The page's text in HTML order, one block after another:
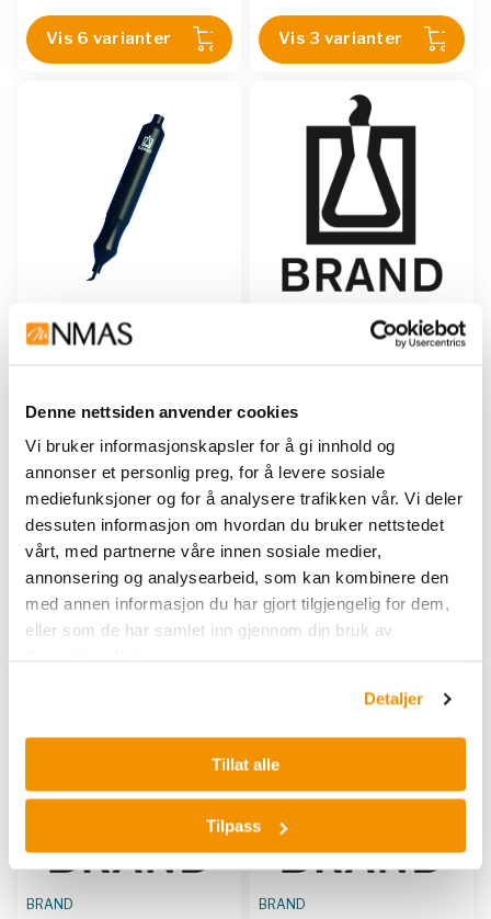
Denne nettsiden anvender cookies
Vi bruker informasjonskapsler for å gi innhold og
annonser et personlig preg, for å levere sosiale
mediefunksjoner og for å analysere trafikken vår. Vi deler
dessuten informasjon om hvordan du bruker nettstedet
vårt, med partnerne våre innen sosiale medier,
annonsering og analysearbeid, som kan kombinere den
med annen informasjon du har gjort tilgjengelig for dem,
eller som de har samlet inn gjennom din bruk av
Detaljer
Tillat alle
Tilpass
Vis 6 varianter Vis 3 varianter
BRAND
Verktøy for PCR-lokk
fjerne kapsler på PCR-
plater.
BRA 781419
Kjøp her
Volumetric flasks,
with PP stopper, USP
1042. Kalibrert til å
inneholde (TC, Inn). Inkl. USP
individuell sertifikat.
BRA 956841|BRA 956847
BRA 956849|BRA 956850
BRA 956851|BRA 956852
BRA 956853|BRA 956854
Vis 8 varianter
BRAND BRAND